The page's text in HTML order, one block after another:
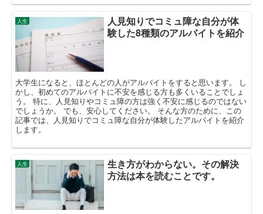
人生
人見知りでコミュ障な自分が体
験した8種類のアルバイトを紹介
大学生になると、ほとんどの人がアルバイトをすると思います。 し
かし、初めてのアルバイトに不安を感じる方も多くいることでしょ
う。 特に、人見知りやコミュ障の方は強く不安に感じるのではない
でしょうか。 でも、安心してください。 そんな方のために、この
記事では、人見知りでコミュ障な自分が体験したアルバイトを紹介
します。
人生
生き方がわからない。その解決
方法は本を読むことです。